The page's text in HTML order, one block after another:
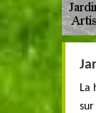
La